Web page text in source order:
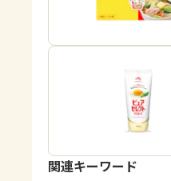
商品
「ピュ
商品
関連キーワード